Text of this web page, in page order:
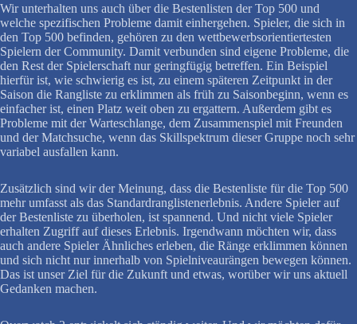
Wir unterhalten uns auch über die Bestenlisten der Top 500 und
welche spezifischen Probleme damit einhergehen. Spieler, die sich in
den Top 500 befinden, gehören zu den wettbewerbsorientiertesten
Spielern der Community. Damit verbunden sind eigene Probleme, die
den Rest der Spielerschaft nur geringfügig betreffen. Ein Beispiel
hierfür ist, wie schwierig es ist, zu einem späteren Zeitpunkt in der
Saison die Rangliste zu erklimmen als früh zu Saisonbeginn, wenn es
einfacher ist, einen Platz weit oben zu ergattern. Außerdem gibt es
Probleme mit der Warteschlange, dem Zusammenspiel mit Freunden
und der Matchsuche, wenn das Skillspektrum dieser Gruppe noch sehr
variabel ausfallen kann.
Zusätzlich sind wir der Meinung, dass die Bestenliste für die Top 500
mehr umfasst als das Standardranglistenerlebnis. Andere Spieler auf
der Bestenliste zu überholen, ist spannend. Und nicht viele Spieler
erhalten Zugriff auf dieses Erlebnis. Irgendwann möchten wir, dass
auch andere Spieler Ähnliches erleben, die Ränge erklimmen können
und sich nicht nur innerhalb von Spielniveaurängen bewegen können.
Das ist unser Ziel für die Zukunft und etwas, worüber wir uns aktuell
Gedanken machen.